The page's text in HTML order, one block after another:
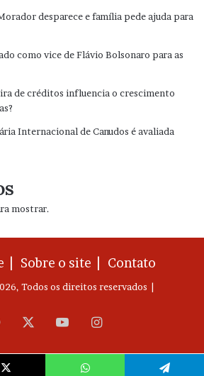
desparece e família pede ajuda para
como vice de Flávio Bolsonaro para as
de créditos influencia o crescimento
Internacional de Canudos é avaliada
mostrar.
| Sobre o site | Contato
Todos os direitos reservados |
Facebook YouTubeInstagram